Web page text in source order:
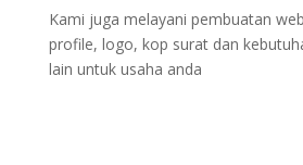
Kami juga melayani pembuatan
profile, logo, kop surat dan
lain untuk usaha anda